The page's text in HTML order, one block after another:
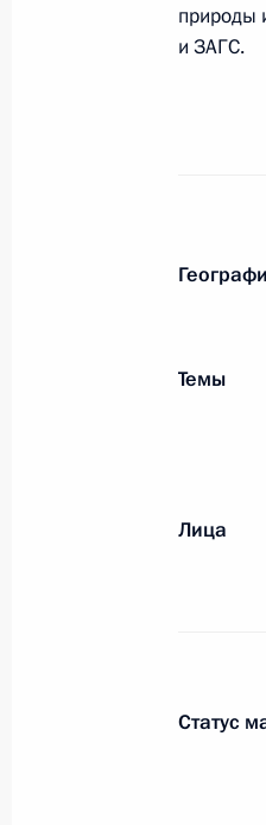
12
в
природы
и ЗАГС.
Темы
Лица
Статус